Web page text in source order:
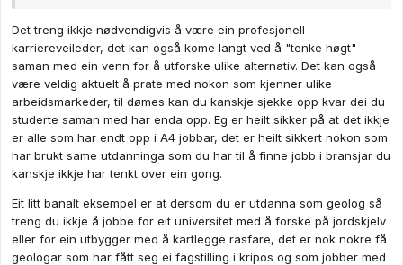
Vet du eller noen evt. om noen gode karriereveiledere / folk
som jobber og brenner for å hjelpe dyktige folk ut i ønsket
type arbeid ?
Det treng ikkje nødvendigvis å være ein profesjonell
karriereveileder, det kan også kome langt ved å "tenke høgt"
saman med ein venn for å utforske ulike alternativ. Det kan også
være veldig aktuelt å prate med nokon som kjenner ulike
arbeidsmarkeder, til dømes kan du kanskje sjekke opp kvar dei du
studerte saman med har enda opp. Eg er heilt sikker på at det ikkje
er alle som har endt opp i A4 jobbar, det er heilt sikkert nokon som
har brukt same utdanninga som du har til å finne jobb i bransjar du
kanskje ikkje har tenkt over ein gong.
Eit litt banalt eksempel er at dersom du er utdanna som geolog så
treng du ikkje å jobbe for eit universitet med å forske på jordskjelv
eller for ein utbygger med å kartlegge rasfare, det er nok nokre få
geologar som har fått seg ei fagstilling i kripos og som jobber med